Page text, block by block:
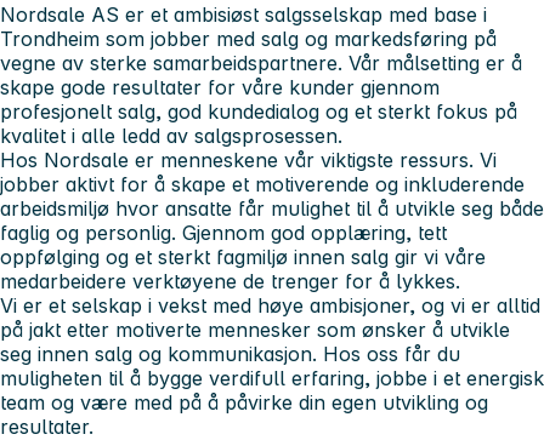
Nordsale AS er et ambisiøst salgsselskap med base i
Trondheim som jobber med salg og markedsføring på
vegne av sterke samarbeidspartnere. Vår målsetting er å
skape gode resultater for våre kunder gjennom
profesjonelt salg, god kundedialog og et sterkt fokus på
kvalitet i alle ledd av salgsprosessen.
Hos Nordsale er menneskene vår viktigste ressurs. Vi
jobber aktivt for å skape et motiverende og inkluderende
arbeidsmiljø hvor ansatte får mulighet til å utvikle seg både
faglig og personlig. Gjennom god opplæring, tett
oppfølging og et sterkt fagmiljø innen salg gir vi våre
medarbeidere verktøyene de trenger for å lykkes.
Vi er et selskap i vekst med høye ambisjoner, og vi er alltid
på jakt etter motiverte mennesker som ønsker å utvikle
seg innen salg og kommunikasjon. Hos oss får du
muligheten til å bygge verdifull erfaring, jobbe i et energisk
team og være med på å påvirke din egen utvikling og
resultater.